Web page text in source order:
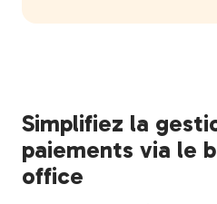
Simplifiez la
paiements via le
office